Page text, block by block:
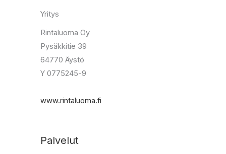
Yritys
Rintaluoma Oy
Pysäkkitie 39
64770 Äystö
Y 0775245-9
www.rintaluoma.fi
Palvelut